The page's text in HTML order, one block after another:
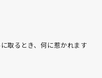
取るとき、何に惹かれます